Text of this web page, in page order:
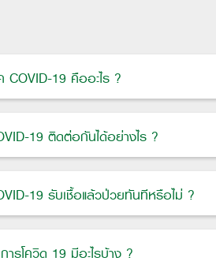
COVID-19 คืออะไร ?
19 ติดต่อกันได้อย่างไร ?
19 รับเชื้อแล้วป่วยทันทีหรือไม่ ?
ารโควิด 19 มีอะไรบ้าง ?